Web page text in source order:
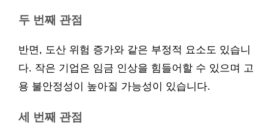
두 번째 관점
반면, 도산 위험 증가와 같은 부정적 요소도 있습니
다. 작은 기업은 임금 인상을 힘들어할 수 있으며 고
용 불안정성이 높아질 가능성이 있습니다.
세 번째 관점